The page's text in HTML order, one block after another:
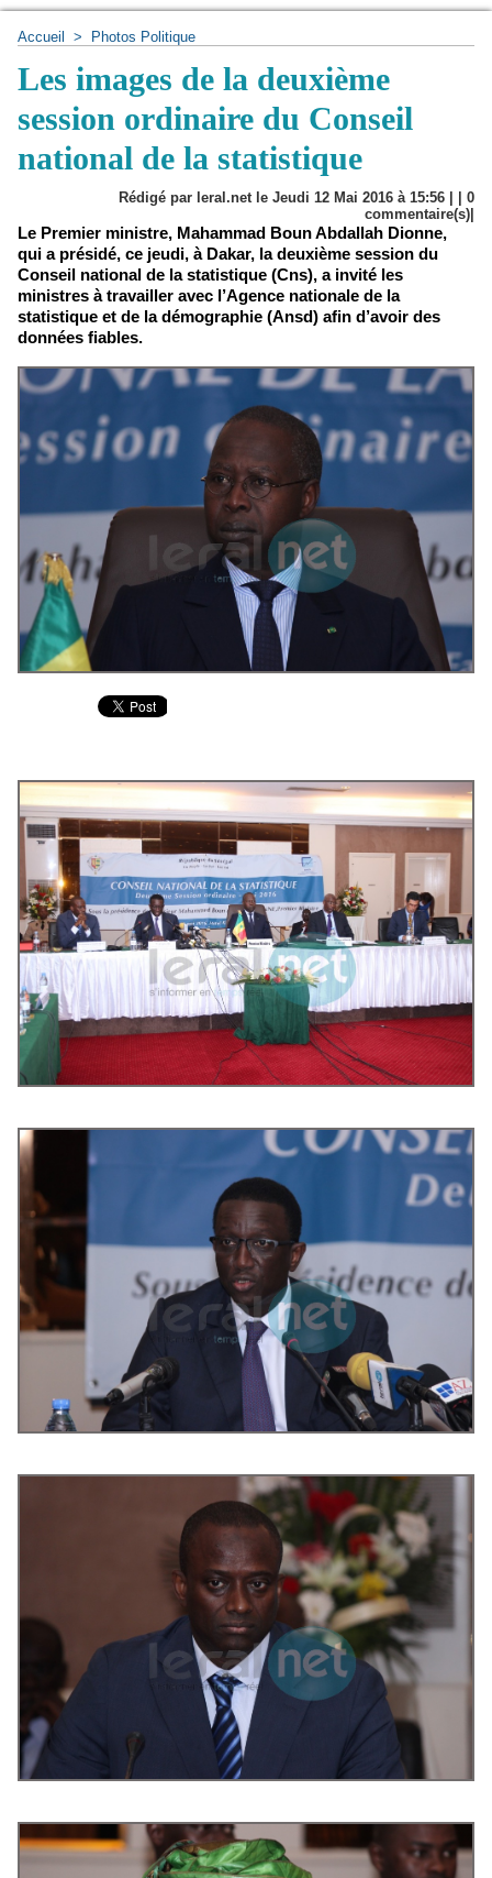
Accueil > Photos Politique
Les images de la deuxième
session ordinaire du Conseil
national de la statistique
Rédigé par leral.net le Jeudi 12 Mai 2016 à 15:56 | | 0
commentaire(s)|
Le Premier ministre, Mahammad Boun Abdallah Dionne,
qui a présidé, ce jeudi, à Dakar, la deuxième session du
Conseil national de la statistique (Cns), a invité les
ministres à travailler avec l’Agence nationale de la
statistique et de la démographie (Ansd) afin d’avoir des
données fiables.